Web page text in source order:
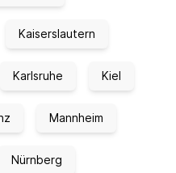
Kaiserslautern
Karlsruhe Kiel
Mannheim
Nürnberg